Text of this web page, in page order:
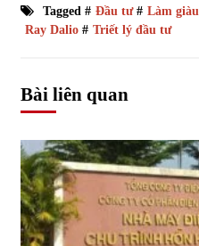
Tagged # Đầu tư# Làm giàu
Ray Dalio# Triết lý đầu tư
Bài liên quan